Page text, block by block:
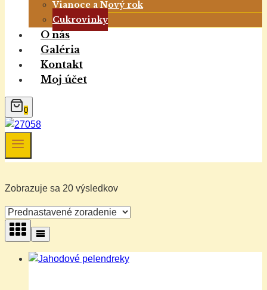
Vianoce a Nový rok
Cukrovinky
O nás
Galéria
Kontakt
Moj účet
0
Zobrazuje sa 20 výsledkov